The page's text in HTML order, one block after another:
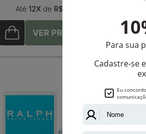
Até 12Xde R$ 75,20